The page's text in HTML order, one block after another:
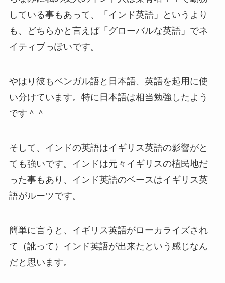
している事もあって、「インド英語」というより
も、どちらかと言えば「グローバルな英語」でネ
イティブっぽいです。
やはり彼もベンガル語と日本語、英語を起用に使
い分けています。特に日本語は相当勉強したよう
です＾＾
そして、インドの英語はイギリス英語の影響がと
ても強いです。インドは元々イギリスの植民地だ
った事もあり、インド英語のベースはイギリス英
語がルーツです。
簡単に言うと、イギリス英語がローカライズされ
て（訛って）インド英語が出来たという感じなん
だと思います。